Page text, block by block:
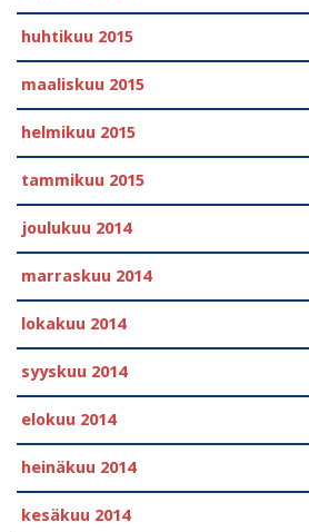
huhtikuu 2015
maaliskuu 2015
helmikuu 2015
tammikuu 2015
joulukuu 2014
marraskuu 2014
lokakuu 2014
syyskuu 2014
elokuu 2014
heinäkuu 2014
kesäkuu 2014